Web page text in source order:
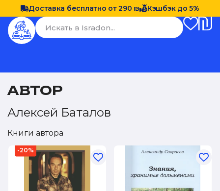
Доставка бесплатно от 290 ₪ Кэшбэк до 5%
АВТОР
Алексей Баталов
Книги автора
-20%